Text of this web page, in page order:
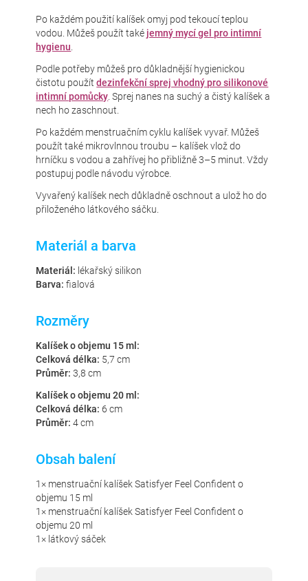
Po každém použití kalíšek omyj pod tekoucí teplou
vodou. Můžeš použít také jemný mycí gel pro intimní
hygienu.
Podle potřeby můžeš pro důkladnější hygienickou
čistotu použítdezinfekční sprej vhodný pro silikonové
intimní pomůcky. Sprej nanes na suchý a čistý kalíšek a
nech ho zaschnout.
Po každém menstruačním cyklu kalíšek vyvař. Můžeš
použít také mikrovlnnou troubu – kalíšek vlož do
hrníčku s vodou a zahřívej ho přibližně 3–5 minut. Vždy
postupuj podle návodu výrobce.
Vyvařený kalíšek nech důkladně oschnout a ulož ho do
přiloženého látkového sáčku.
Materiál a barva
Materiál: lékařský silikon
Barva: fialová
Rozměry
Kalíšek o objemu 15 ml:
Celková délka: 5,7 cm
Průměr: 3,8 cm
Kalíšek o objemu 20 ml:
Celková délka: 6 cm
Průměr: 4 cm
Obsah balení
1× menstruační kalíšek Satisfyer Feel Confident o
objemu 15 ml
1× menstruační kalíšek Satisfyer Feel Confident o
objemu 20 ml
1× látkový sáček